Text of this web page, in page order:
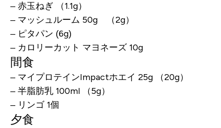
– 赤玉ねぎ （1.1g）
– マッシュルーム 50g （2g）
– ピタパン (6g)
– カロリーカット マヨネーズ 10g
間食
– マイプロテインImpactホエイ 25g （20g）
– 半脂肪乳 100ml （5g）
– リンゴ 1個
夕食